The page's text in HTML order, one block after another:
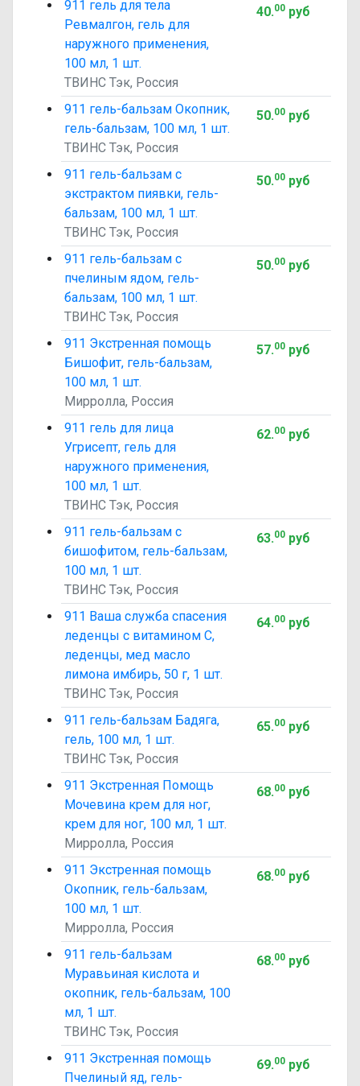
911 гель для тела
Ревмалгон, гель для
наружного применения,
100 мл, 1 шт.
ТВИНС Тэк, Россия
40.00руб
911 гель-бальзам Окопник,
гель-бальзам, 100 мл, 1 шт.
ТВИНС Тэк, Россия
50.00руб
911 гель-бальзам с
экстрактом пиявки, гель-
бальзам, 100 мл, 1 шт.
ТВИНС Тэк, Россия
50.00руб
911 гель-бальзам с
пчелиным ядом, гель-
бальзам, 100 мл, 1 шт.
ТВИНС Тэк, Россия
50.00руб
911 Экстренная помощь
Бишофит, гель-бальзам,
100 мл, 1 шт.
Мирролла, Россия
57.00руб
911 гель для лица
Угрисепт, гель для
наружного применения,
100 мл, 1 шт.
ТВИНС Тэк, Россия
62.00руб
911 гель-бальзам с
бишофитом, гель-бальзам,
100 мл, 1 шт.
ТВИНС Тэк, Россия
63.00руб
911 Ваша служба спасения
леденцы с витамином C,
леденцы, мед масло
лимона имбирь, 50 г, 1 шт.
ТВИНС Тэк, Россия
64.00руб
911 гель-бальзам Бадяга,
гель, 100 мл, 1 шт.
ТВИНС Тэк, Россия
65.00руб
911 Экстренная Помощь
Мочевина крем для ног,
крем для ног, 100 мл, 1 шт.
Мирролла, Россия
68.00руб
911 Экстренная помощь
Окопник, гель-бальзам,
100 мл, 1 шт.
Мирролла, Россия
68.00руб
911 гель-бальзам
Муравьиная кислота и
окопник, гель-бальзам, 100
мл, 1 шт.
ТВИНС Тэк, Россия
68.00руб
911 Экстренная помощь
Пчелиный яд, гель-
69.00руб